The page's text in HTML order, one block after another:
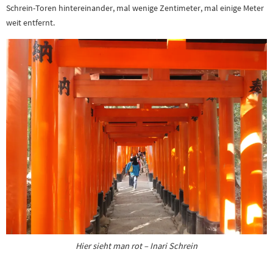
Schrein-Toren hintereinander, mal wenige Zentimeter, mal einige Meter
weit entfernt.
Hier sieht man rot – Inari Schrein